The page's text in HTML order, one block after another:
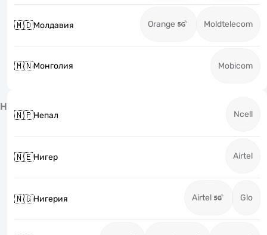
🇲🇩Молдавия Orange Moldtelecom
🇲🇳Монголия Mobicom
Н
🇳🇵Непал Ncell
🇳🇪Нигер Airtel
🇳🇬Нигерия Airtel Glo